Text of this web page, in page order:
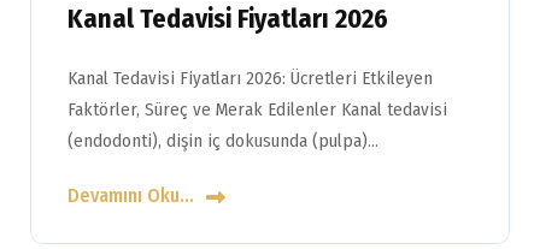
Kanal Tedavisi Fiyatları 2026
Kanal Tedavisi Fiyatları 2026: Ücretleri Etkileyen
Faktörler, Süreç ve Merak Edilenler Kanal tedavisi
(endodonti), dişin iç dokusunda (pulpa)…
Devamını Oku...